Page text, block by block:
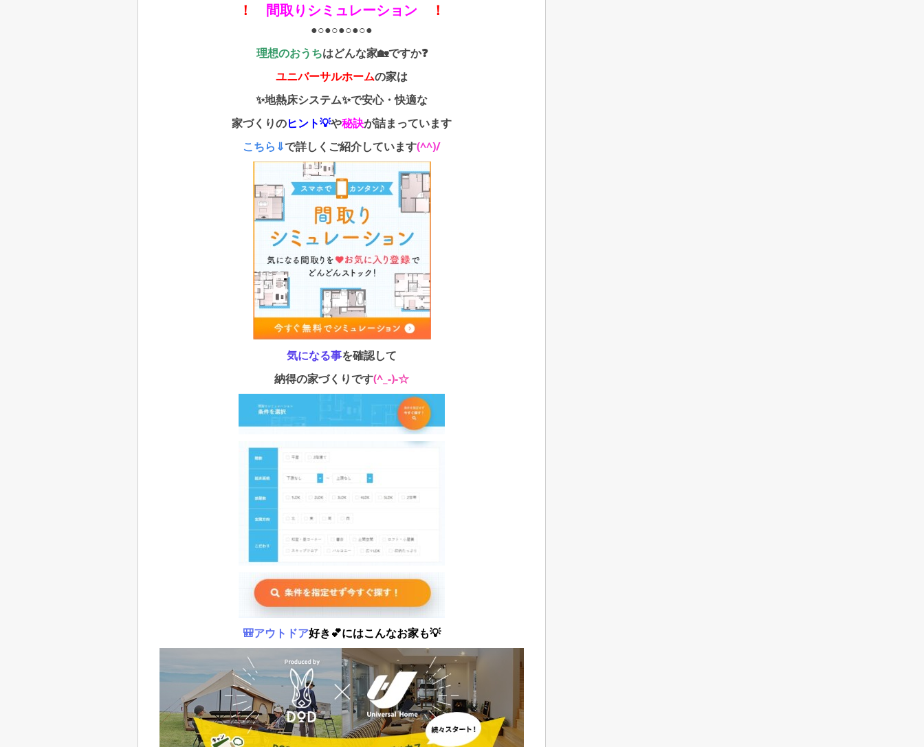
！ 間取りシミュレーション ！
●○●○●○●○●
理想のおうちはどんな家🏡ですか❓
ユニバーサルホームの家は
✨地熱床システム✨で安心・快適な
家づくりのヒント💡や秘訣が詰まっています
こちら⇓で詳しくご紹介しています(^^)/
気になる事を確認して
納得の家づくりです(^_-)-☆
🎒アウトドア好き💕にはこんなお家も💡